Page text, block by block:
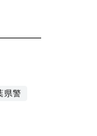
県警